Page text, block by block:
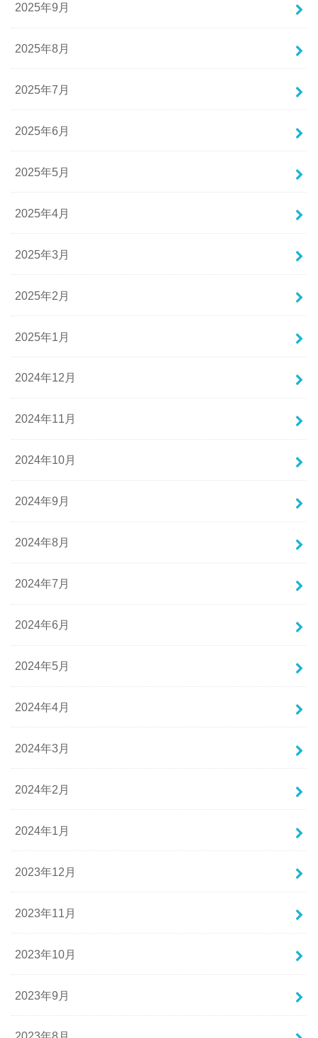
2025年9月
2025年8月
2025年7月
2025年6月
2025年5月
2025年4月
2025年3月
2025年2月
2025年1月
2024年12月
2024年11月
2024年10月
2024年9月
2024年8月
2024年7月
2024年6月
2024年5月
2024年4月
2024年3月
2024年2月
2024年1月
2023年12月
2023年11月
2023年10月
2023年9月